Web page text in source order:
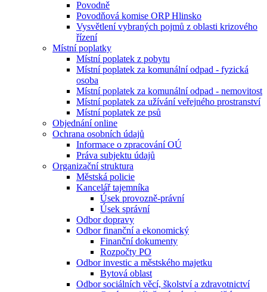
Povodně
Povodňová komise ORP Hlinsko
Vysvětlení vybraných pojmů z oblasti krizového
řízení
Místní poplatky
Místní poplatek z pobytu
Místní poplatek za komunální odpad - fyzická
osoba
Místní poplatek za komunální odpad - nemovitost
Místní poplatek za užívání veřejného prostranství
Místní poplatek ze psů
Objednání online
Ochrana osobních údajů
Informace o zpracování OÚ
Práva subjektu údajů
Organizační struktura
Městská policie
Kancelář tajemníka
Úsek provozně-právní
Úsek správní
Odbor dopravy
Odbor finanční a ekonomický
Finanční dokumenty
Rozpočty PO
Odbor investic a městského majetku
Bytová oblast
Odbor sociálních věcí, školství a zdravotnictví